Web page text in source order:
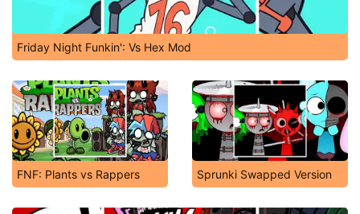
Friday Night Funkin': Vs Hex Mod
FNF: Plants vs Rappers Sprunki Swapped Version